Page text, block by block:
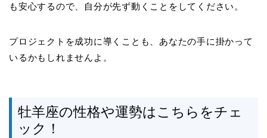
も安心するので、自分が先ず動くことをしてください。
プロジェクトを成功に導くことも、あなたの手に掛かって
いるかもしれませんよ。
牡羊座の性格や運勢はこちらをチェ
ック！